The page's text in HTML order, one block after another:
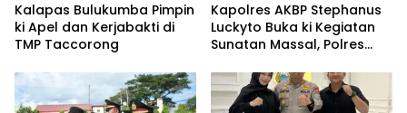
Kalapas Bulukumba Pimpin
ki Apel dan Kerjabakti di
TMP Taccorong
Kapolres AKBP Stephanus
Luckyto Buka ki Kegiatan
Sunatan Massal, Polres
dengan Pemuda Pancasila